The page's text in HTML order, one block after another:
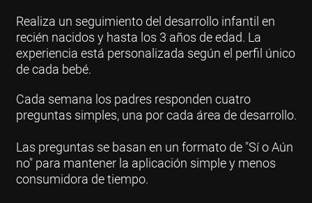
Realiza un seguimiento del desarrollo infantil en
recién nacidos y hasta los 3 años de edad. La
experiencia está personalizada según el perfil único
de cada bebé.
Cada semana los padres responden cuatro
preguntas simples, una por cada área de desarrollo.
Las preguntas se basan en un formato de "Sí o Aún
no" para mantener la aplicación simple y menos
consumidora de tiempo.